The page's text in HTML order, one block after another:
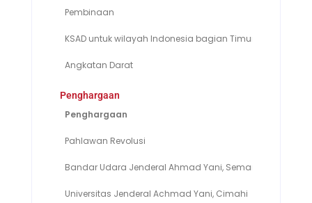
Pembinaan
KSAD untuk wilayah Indonesia bagian Timur
Angkatan Darat
Penghargaan
Penghargaan
Pahlawan Revolusi
Bandar Udara Jenderal Ahmad Yani, Semarang
Universitas Jenderal Achmad Yani, Cimahi